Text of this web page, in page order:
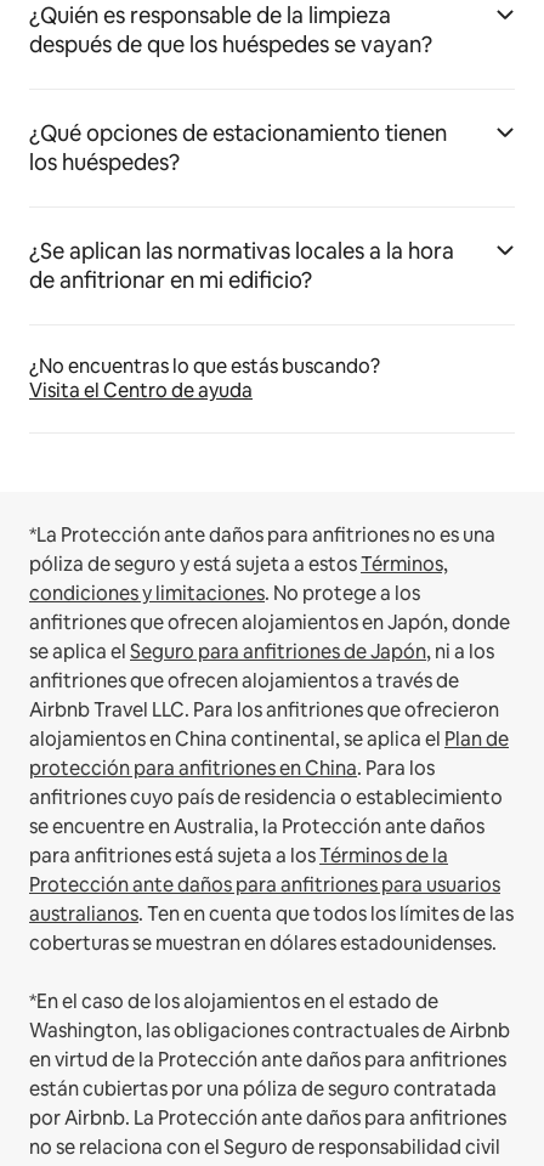
¿Quién es responsable de la limpieza
después de que los huéspedes se vayan?
¿Qué opciones de estacionamiento tienen
los huéspedes?
¿Se aplican las normativas locales a la hora
de anfitrionar en mi edificio?
¿No encuentras lo que estás buscando?
Visita el Centro de ayuda
*La Protección ante daños para anfitriones no es una
póliza de seguro y está sujeta a estosTérminos,
condiciones y limitaciones. No protege a los
anfitriones que ofrecen alojamientos en Japón, donde
se aplica elSeguro para anfitriones de Japón, ni a los
anfitriones que ofrecen alojamientos a través de
Airbnb Travel LLC. Para los anfitriones que ofrecieron
alojamientos en China continental, se aplica el Plan de
protección para anfitriones en China. Para los
anfitriones cuyo país de residencia o establecimiento
se encuentre en Australia, la Protección ante daños
para anfitriones está sujeta a losTérminos de la
Protección ante daños para anfitriones para usuarios
australianos. Ten en cuenta que todos los límites de las
coberturas se muestran en dólares estadounidenses.
*En el caso de los alojamientos en el estado de
Washington, las obligaciones contractuales de Airbnb
en virtud de la Protección ante daños para anfitriones
están cubiertas por una póliza de seguro contratada
por Airbnb. La Protección ante daños para anfitriones
no se relaciona con el Seguro de responsabilidad civil